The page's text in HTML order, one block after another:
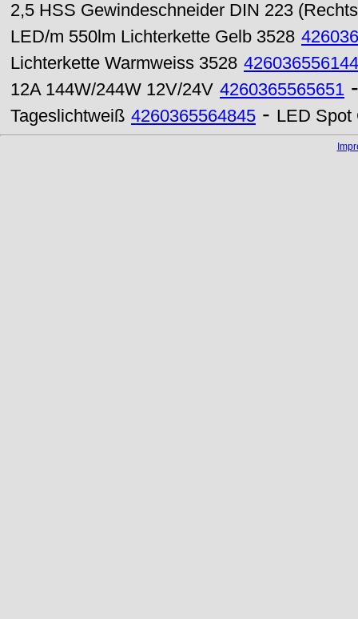
2,5 HSS Gewindeschneider DIN 223
LED/m 550lm Lichterkette Gelb 3528
Lichterkette Warmweiss 3528
12A 144W/244W 12V/24V 4260365565651
Tageslichtweiß 4260365564845 - LED Spot